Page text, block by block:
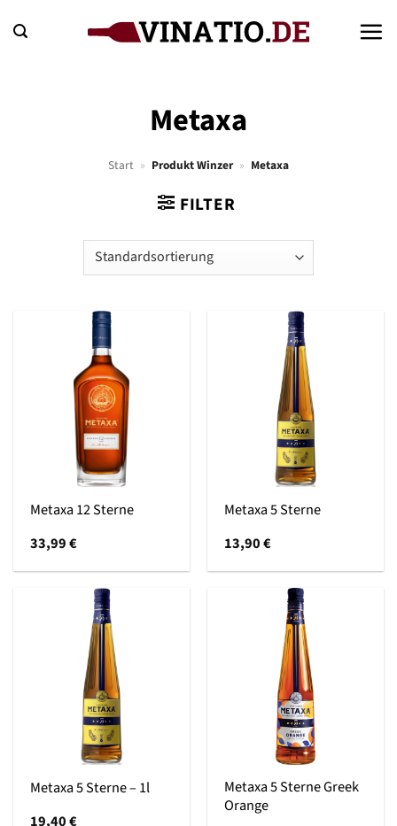
Inhalt
Metaxa
Start » Produkt Winzer » Metaxa
FILTER
Metaxa 12 Sterne
33,99€
Metaxa 5 Sterne
13,90€
Metaxa 5 Sterne – 1l
19,40€
Metaxa 5 Sterne Greek
Orange